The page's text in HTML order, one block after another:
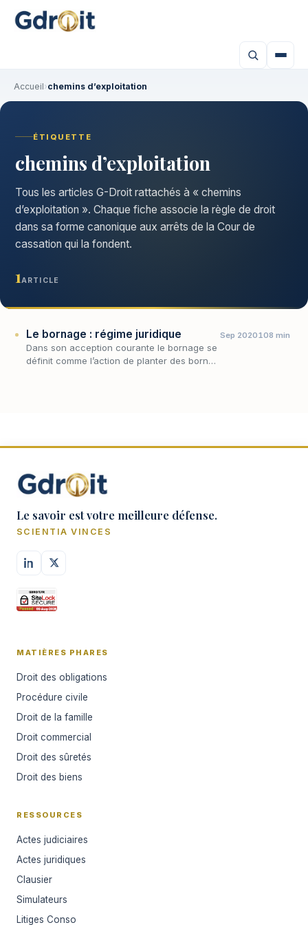
Accueil›chemins d’exploitation
ÉTIQUETTE
chemins d’exploitation
Tous les articles G-Droit rattachés à « chemins
d’exploitation ». Chaque fiche associe la règle de droit
dans sa forme canonique aux arrêts de la Cour de
cassation qui la fondent.
1 ARTICLE
Le bornage : régime juridique
Dans son acception courante le bornage se
définit comme l’action de planter des bornes
Sep 2020108 min
Le savoir est votre meilleure défense.
SCIENTIA VINCES
MATIÈRES PHARES
Droit des obligations
Procédure civile
Droit de la famille
Droit commercial
Droit des sûretés
Droit des biens
RESSOURCES
Actes judiciaires
Actes juridiques
Clausier
Simulateurs
Litiges Conso